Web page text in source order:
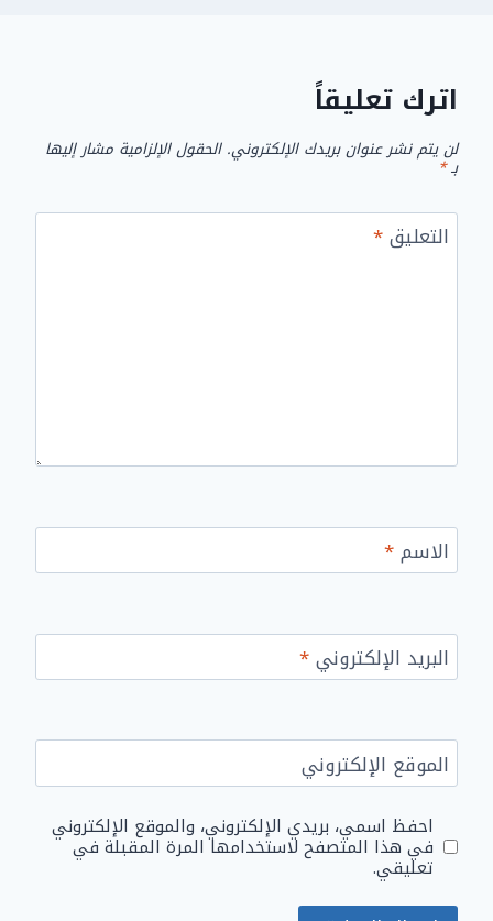
اترك تعليقاً
لن يتم نشر عنوان بريدك الإلكتروني. الحقول الإلزامية مشار إليها
بـ*
التعليق*
الاسم*
البريد الإلكتروني*
الموقع الإلكتروني
احفظ اسمي، بريدي الإلكتروني، والموقع الإلكتروني
في هذا المتصفح لاستخدامها المرة المقبلة في
تعليقي.